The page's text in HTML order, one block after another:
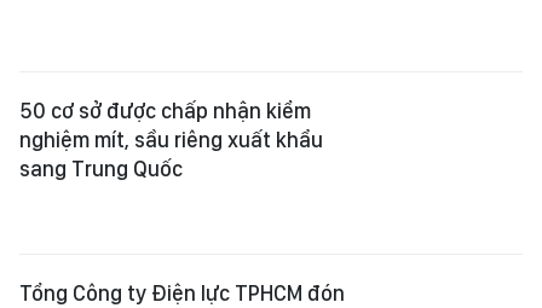
50 cơ sở được chấp nhận kiểm
nghiệm mít, sầu riêng xuất khẩu
sang Trung Quốc
Tổng Công ty Điện lực TPHCM đón